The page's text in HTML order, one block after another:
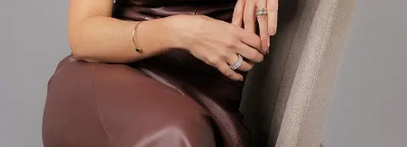
Abro minha boca
Escuto meu grunhido
Olhos inexpressivos
Me arrastando sem sentido
BRASIL DAS INJUSTIÇAS… E O POVO PAGA A CONTA.